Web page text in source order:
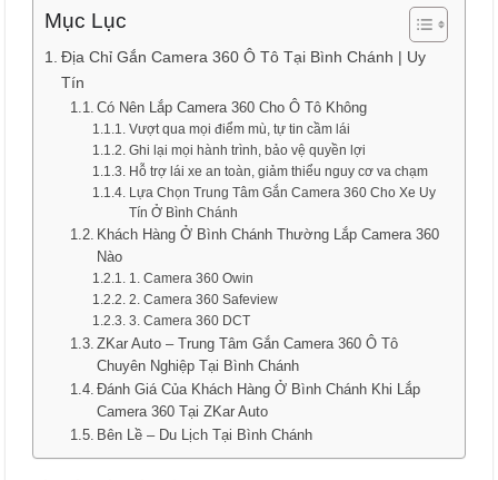
Mục Lục
Địa Chỉ Gắn Camera 360 Ô Tô Tại Bình Chánh | Uy
Tín
Có Nên Lắp Camera 360 Cho Ô Tô Không
Vượt qua mọi điểm mù, tự tin cầm lái
Ghi lại mọi hành trình, bảo vệ quyền lợi
Hỗ trợ lái xe an toàn, giảm thiểu nguy cơ va chạm
Lựa Chọn Trung Tâm Gắn Camera 360 Cho Xe Uy
Tín Ở Bình Chánh
Khách Hàng Ở Bình Chánh Thường Lắp Camera 360
Nào
1. Camera 360 Owin
2. Camera 360 Safeview
3. Camera 360 DCT
ZKar Auto – Trung Tâm Gắn Camera 360 Ô Tô
Chuyên Nghiệp Tại Bình Chánh
Đánh Giá Của Khách Hàng Ở Bình Chánh Khi Lắp
Camera 360 Tại ZKar Auto
Bên Lề – Du Lịch Tại Bình Chánh